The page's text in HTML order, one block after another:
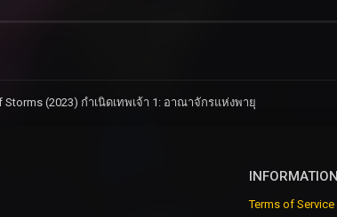
Storms (2023) กำเนิดเทพเจ้า 1: อาณาจักรแห่งพายุ
INFORMATION
Terms of Service